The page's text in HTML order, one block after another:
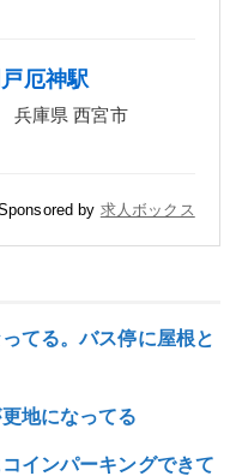
厄神駅
兵庫県 西宮市
by 求人ボックス
てる。バス停に屋根と
地になってる
インパーキングできて